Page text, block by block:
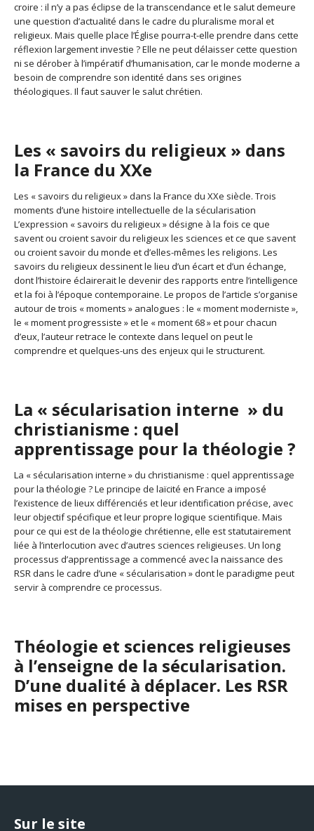
croire : il n’y a pas éclipse de la transcendance et le salut demeure
une question d’actualité dans le cadre du pluralisme moral et
religieux. Mais quelle place l’Église pourra-t-elle prendre dans cette
réflexion largement investie ? Elle ne peut délaisser cette question
ni se dérober à l’impératif d’humanisation, car le monde moderne a
besoin de comprendre son identité dans ses origines
théologiques. Il faut sauver le salut chrétien.
Les « savoirs du religieux » dans
la France du XXe
Les « savoirs du religieux » dans la France du XXe siècle. Trois
moments d’une histoire intellectuelle de la sécularisation
L’expression « savoirs du religieux » désigne à la fois ce que
savent ou croient savoir du religieux les sciences et ce que savent
ou croient savoir du monde et d’elles-mêmes les religions. Les
savoirs du religieux dessinent le lieu d’un écart et d’un échange,
dont l’histoire éclairerait le devenir des rapports entre l’intelligence
et la foi à l’époque contemporaine. Le propos de l’article s’organise
autour de trois « moments » analogues : le « moment moderniste »,
le « moment progressiste » et le « moment 68 » et pour chacun
d’eux, l’auteur retrace le contexte dans lequel on peut le
comprendre et quelques-uns des enjeux qui le structurent.
La « sécularisation interne » du
christianisme : quel
apprentissage pour la théologie ?
La « sécularisation interne » du christianisme : quel apprentissage
pour la théologie ? Le principe de laïcité en France a imposé
l’existence de lieux différenciés et leur identification précise, avec
leur objectif spécifique et leur propre logique scientifique. Mais
pour ce qui est de la théologie chrétienne, elle est statutairement
liée à l’interlocution avec d’autres sciences religieuses. Un long
processus d’apprentissage a commencé avec la naissance des
RSR dans le cadre d’une « sécularisation » dont le paradigme peut
servir à comprendre ce processus.
Théologie et sciences religieuses
à l’enseigne de la sécularisation.
D’une dualité à déplacer. Les RSR
mises en perspective
Sur le site